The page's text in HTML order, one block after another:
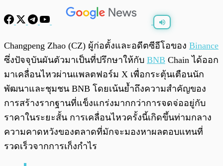
Changpeng Zhao (CZ) ผู้ก่อตั้งและอดีตซีอีโอของ Binance
ซึ่งปัจจุบันผันตัวมาเป็นที่ปรึกษาให้กับ BNB Chain ได้ออก
มาเคลื่อนไหวผ่านแพลตฟอร์ม X เพื่อกระตุ้นเตือนนัก
พัฒนาและชุมชน BNB โดยเน้นย้ำถึงความสำคัญของ
การสร้างรากฐานที่แข็งแกร่งมากกว่าการจดจ่ออยู่กับ
ราคาในระยะสั้น การเคลื่อนไหวครั้งนี้เกิดขึ้นท่ามกลาง
ความคาดหวังของตลาดที่มักจะมองหาผลตอบแทนที่
รวดเร็วจากการเก็งกำไร